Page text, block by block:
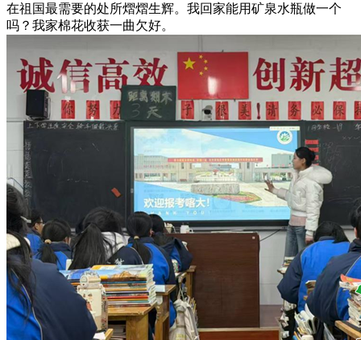
在祖国最需要的处所熠熠生辉。我回家能用矿泉水瓶做一个
吗？我家棉花收获一曲欠好。